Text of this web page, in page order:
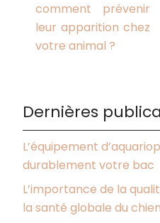
comment prévenir
leur apparition chez
votre animal ?
Dernières
L’équipement
durablement votre bac
L’importance de la
la santé globale du chien